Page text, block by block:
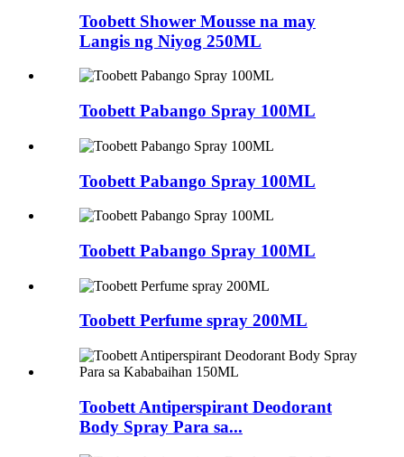
Toobett Shower Mousse na may
Langis ng Niyog 250ML
Toobett Pabango Spray 100ML
Toobett Pabango Spray 100ML
Toobett Pabango Spray 100ML
Toobett Perfume spray 200ML
Toobett Antiperspirant Deodorant
Body Spray Para sa...